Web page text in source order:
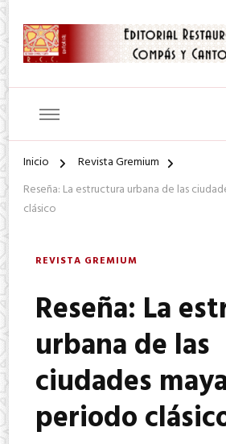
Inicio
Revista Gremium
Reseña: La estructura urbana de las
clásico
REVISTA GREMIUM
Reseña: La
urbana de las
ciudades
periodo